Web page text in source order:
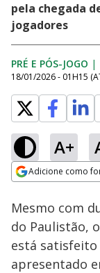
pela chegada
jogadores
PRÉ E PÓS-JOGO |
18/01/2026 - 01H15
A+
Adicione como
Ativar
Loaded
0.44%
Mesmo com
do Paulistão,
está satisfeito
apresentado